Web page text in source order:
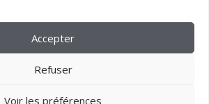
Accepter
Refuser
Voir les préférences